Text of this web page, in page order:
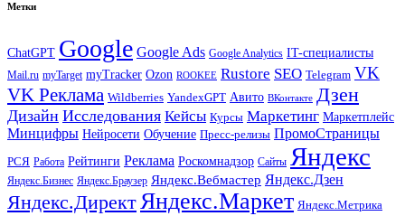
Метки
ChatGPT Google Google Ads Google Analytics IT-специалисты
Mail.ru myTarget myTracker Ozon ROOKEE Rustore SEO Telegram VK
VK Реклама Wildberries YandexGPT Авито ВКонтакте Дзен
Дизайн Исследования Кейсы Курсы Маркетинг Маркетплейс
Минцифры Нейросети Обучение Пресс-релизы ПромоСтраницы
РСЯ Работа Рейтинги Реклама Роскомнадзор Сайты Яндекс
Яндекс.Бизнес Яндекс.Браузер Яндекс.Вебмастер Яндекс.Дзен
Яндекс.ДиректЯндекс.Маркет Яндекс.Метрика